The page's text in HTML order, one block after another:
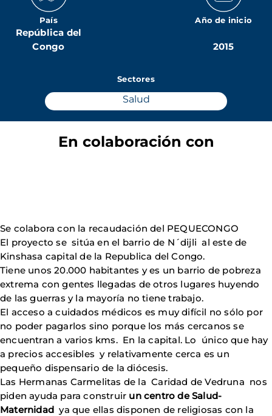
País
República del
Congo
Año de inicio
2015
Sectores
Salud
En colaboración con
Se colabora con la recaudación del PEQUECONGO
El proyecto se sitúa en el barrio de N´dijli al este de
Kinshasa capital de la Republica del Congo.
Tiene unos 20.000 habitantes y es un barrio de pobreza
extrema con gentes llegadas de otros lugares huyendo
de las guerras y la mayoría no tiene trabajo.
El acceso a cuidados médicos es muy difícil no sólo por
no poder pagarlos sino porque los más cercanos se
encuentran a varios kms. En la capital. Lo único que hay
a precios accesibles y relativamente cerca es un
pequeño dispensario de la diócesis.
Las Hermanas Carmelitas de la Caridad de Vedruna nos
piden ayuda para construir un centro de Salud-
Maternidad ya que ellas disponen de religiosas con la